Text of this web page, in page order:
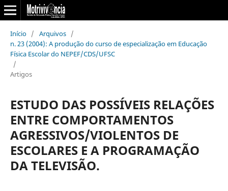
Início / Arquivos /
n. 23 (2004): A produção do curso de especialização em Educação
Física Escolar do NEPEF/CDS/UFSC
/
Artigos
ESTUDO DAS POSSÍVEIS RELAÇÕES
ENTRE COMPORTAMENTOS
AGRESSIVOS/VIOLENTOS DE
ESCOLARES E A PROGRAMAÇÃO
DA TELEVISÃO.